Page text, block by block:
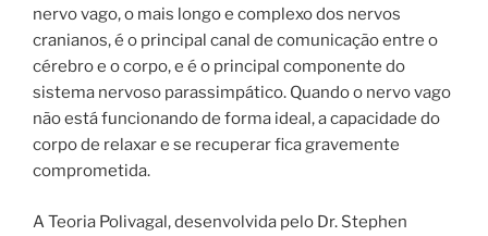
nervo vago, o mais longo e complexo dos nervos
cranianos, é o principal canal de comunicação entre o
cérebro e o corpo, e é o principal componente do
sistema nervoso parassimpático. Quando o nervo vago
não está funcionando de forma ideal, a capacidade do
corpo de relaxar e se recuperar fica gravemente
comprometida.
A Teoria Polivagal, desenvolvida pelo Dr. Stephen